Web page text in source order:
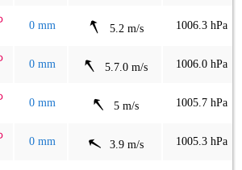
0 mm 5.2 m/s 1006.3 hPa
0 mm 5.7.0 m/s 1006.0 hPa
0 mm 5 m/s 1005.7 hPa
0 mm 3.9 m/s 1005.3 hPa